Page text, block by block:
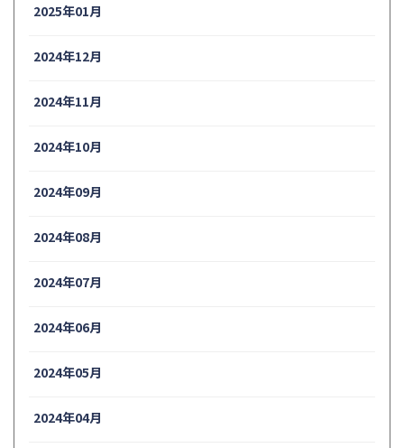
2025年01月
2024年12月
2024年11月
2024年10月
2024年09月
2024年08月
2024年07月
2024年06月
2024年05月
2024年04月